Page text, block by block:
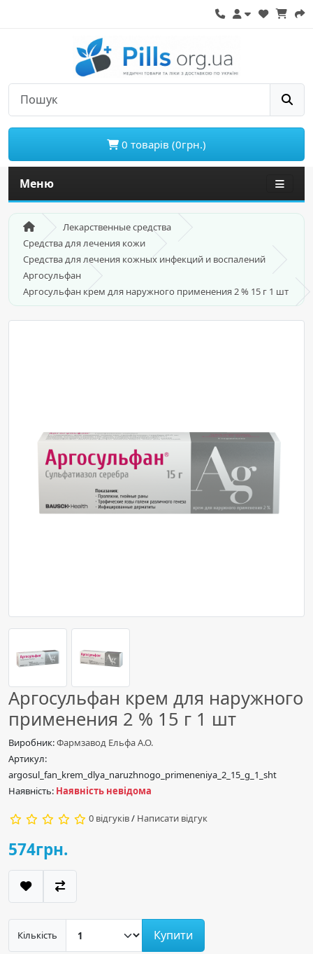
0 товарів (0грн.)
Меню
Лекарственные средства
Средства для лечения кожи
Средства для лечения кожных инфекций и воспалений
Аргосульфан
Аргосульфан крем для наружного применения 2 % 15 г 1 шт
Аргосульфан крем для наружного
применения 2 % 15 г 1 шт
Виробник:Фармзавод Ельфа А.О.
Артикул:
argosul_fan_krem_dlya_naruzhnogo_primeneniya_2_15_g_1_sht
Наявність: Наявність невідома
0 відгуків/ Написати відгук
574грн.
Кількість Купити